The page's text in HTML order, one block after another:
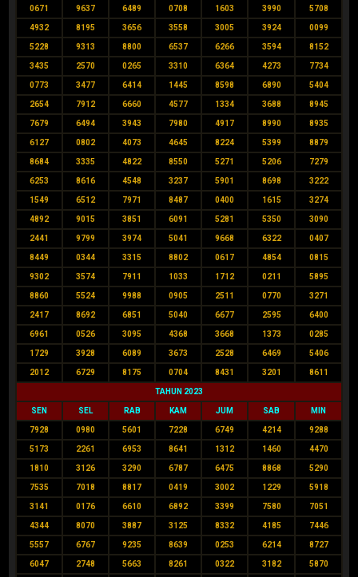
0671 9637 6489 0708 1603 3990 5708
4932 8195 3656 3558 3005 3924 0099
5228 9313 8800 6537 6266 3594 8152
3435 2570 0265 3310 6364 4273 7734
0773 3477 6414 1445 8598 6890 5404
2654 7912 6660 4577 1334 3688 8945
7679 6494 3943 7980 4917 8990 8935
6127 0802 4073 4645 8224 5399 8879
8684 3335 4822 8550 5271 5206 7279
6253 8616 4548 3237 5901 8698 3222
1549 6512 7971 8487 0400 1615 3274
4892 9015 3851 6091 5281 5350 3090
2441 9799 3974 5041 9668 6322 0407
8449 0344 3315 8802 0617 4854 0815
9302 3574 7911 1033 1712 0211 5895
8860 5524 9988 0905 2511 0770 3271
2417 8692 6851 5040 6677 2595 6400
6961 0526 3095 4368 3668 1373 0285
1729 3928 6089 3673 2528 6469 5406
2012 6729 8175 0704 8431 3201 8611
TAHUN 2023
SEN SEL RAB KAM JUM SAB MIN
7928 0980 5601 7228 6749 4214 9288
5173 2261 6953 8641 1312 1460 4470
1810 3126 3290 6787 6475 8868 5290
7535 7018 8817 0419 3002 1229 5918
3141 0176 6610 6892 3399 7580 7051
4344 8070 3887 3125 8332 4185 7446
5557 6767 9235 8639 0253 6214 8727
6047 2748 5663 8261 0322 3182 5870